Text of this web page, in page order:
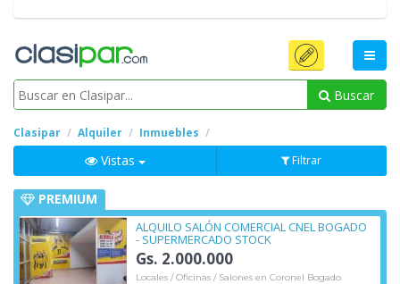
Buscar
Clasipar Alquiler Inmuebles
Vistas Filtrar
PREMIUM
ALQUILO SALÓN COMERCIAL CNEL BOGADO
- SUPERMERCADO STOCK
Gs. 2.000.000
Locales / Oficinas / Salones en Coronel Bogado